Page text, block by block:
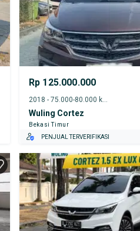
Rp 125.000.000
2018 - 75.000-80.000 km
Wuling Cortez
Bekasi Timur
PENJUAL TERVERIFIKASI